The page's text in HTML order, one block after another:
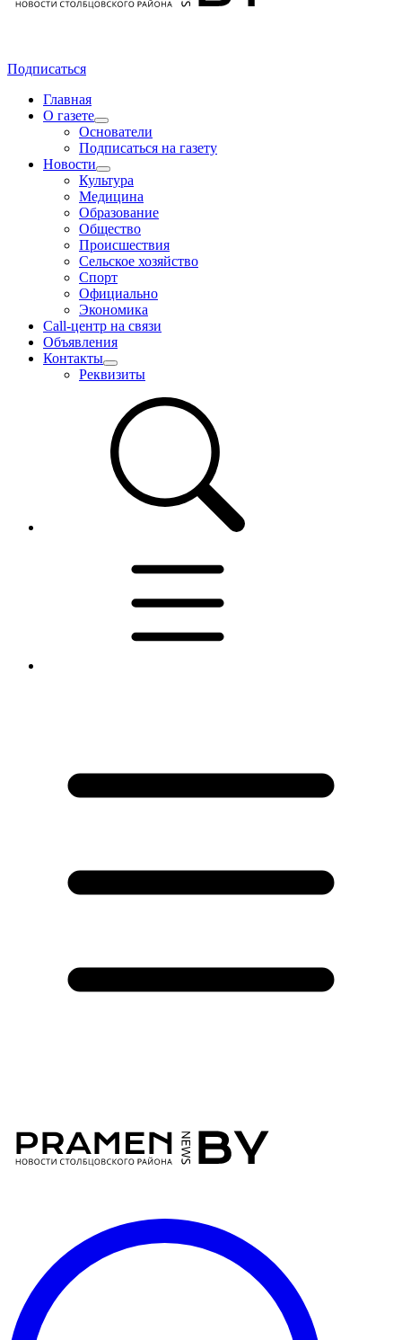
Подписаться
Главная
О газете
Основатели
Подписаться на газету
Новости
Культура
Медицина
Образование
Общество
Происшествия
Сельское хозяйство
Спорт
Официально
Экономика
Call-центр на связи
Объявления
Контакты
Реквизиты